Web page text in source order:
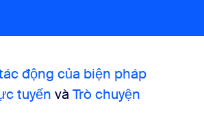
động của biện pháp
tuyến và Trò chuyện